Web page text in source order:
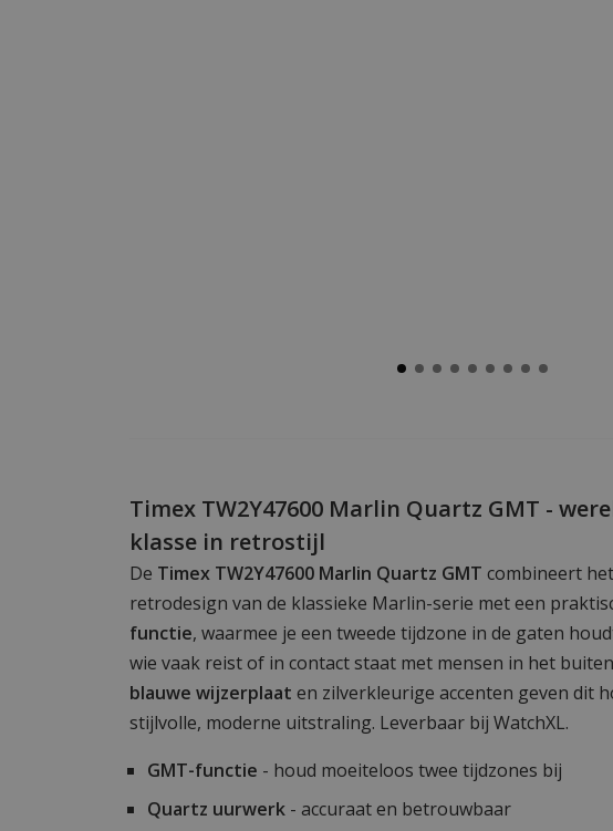
Timex TW2Y47600 Marlin Quartz GMT -
klasse in retrostijl
De Timex TW2Y47600 Marlin Quartz GMT combineert
retrodesign van de klassieke Marlin-serie met een
functie, waarmee je een tweede tijdzone in de gaten
wie vaak reist of in contact staat met mensen in het
blauwe wijzerplaat en zilverkleurige accenten geven dit
stijlvolle, moderne uitstraling. Leverbaar bij WatchXL.
GMT-functie - houd moeiteloos twee tijdzones bij
Quartz uurwerk - accuraat en betrouwbaar